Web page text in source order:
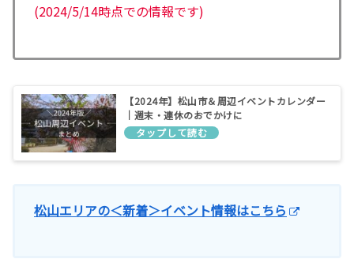
(2024/5/14時点での情報です)
【2024年】松山市＆周辺イベントカレンダー
｜週末・連休のおでかけに
松山エリアの＜新着＞イベント情報はこちら